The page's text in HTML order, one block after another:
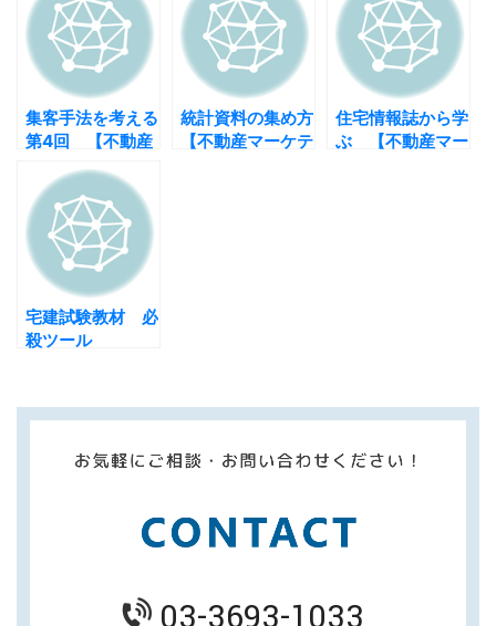
集客手法を考える
第4回 【不動産
マーケティング】
統計資料の集め方
【不動産マーケテ
住宅情報誌から学
ぶ 【不動産マー
宅建試験教材 必
殺ツール